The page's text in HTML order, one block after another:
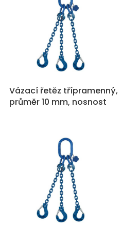
Vázací řetěz třípramenný,
průměr 10 mm, nosnost